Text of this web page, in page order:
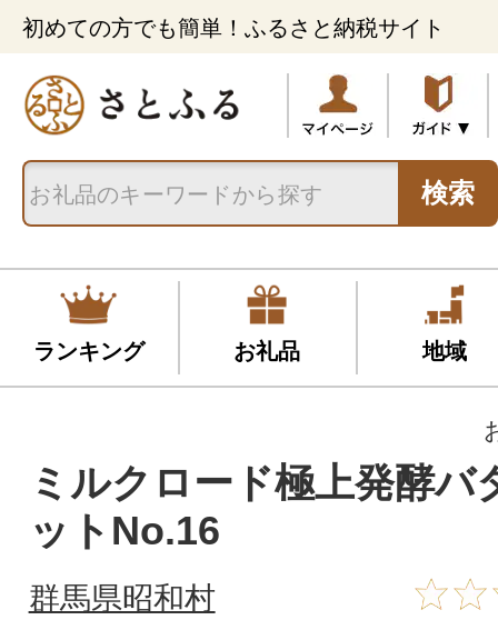
初めての方でも簡単！ふるさと納税サイト
検索
ランキング お礼品 地域
ミルクロード極上発酵バ
ットNo.16
群馬県昭和村